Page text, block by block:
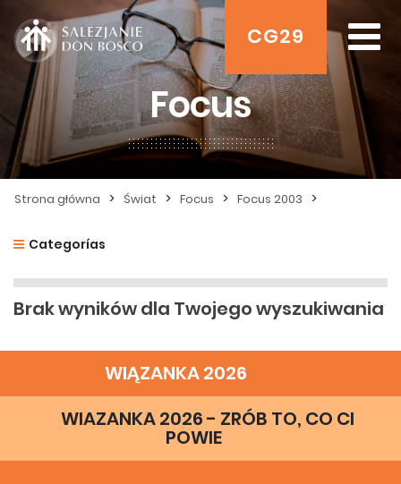
CG29
Focus
Strona główna > Świat > Focus > Focus 2003 >
Categorías
Brak wyników dla Twojego wyszukiwania
WIĄZANKA 2026
WIAZANKA 2026 - ZRÓB TO, CO CI
POWIE